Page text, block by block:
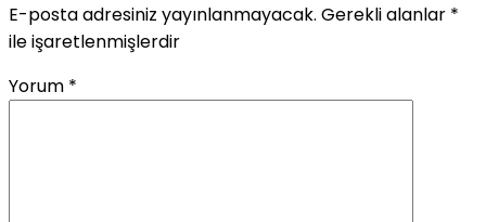
E-posta adresiniz yayınlanmayacak. Gerekli alanlar *
ile işaretlenmişlerdir
Yorum *